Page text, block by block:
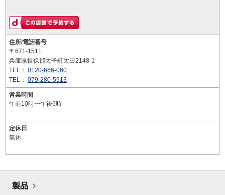
住所/電話番号
〒671-1511
兵庫県揖保郡太子町太田2148-1
TEL： 0120-666-060
TEL： 079-280-5913
営業時間
午前10時〜午後6時
定休日
無休
製品